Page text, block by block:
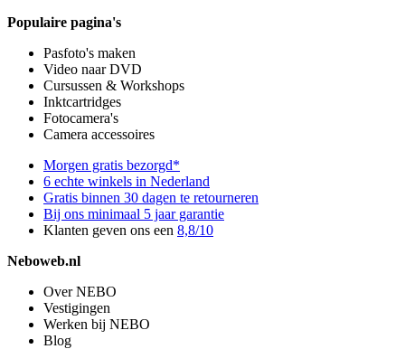
Populaire pagina's
Pasfoto's maken
Video naar DVD
Cursussen & Workshops
Inktcartridges
Fotocamera's
Camera accessoires
Morgen gratis bezorgd*
6 echte winkels in Nederland
Gratis binnen 30 dagen te retourneren
Bij ons minimaal 5 jaar garantie
Klanten geven ons een 8,8/10
Neboweb.nl
Over NEBO
Vestigingen
Werken bij NEBO
Blog